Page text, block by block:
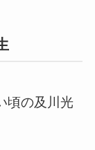
頃の及川光